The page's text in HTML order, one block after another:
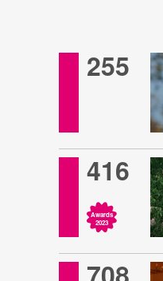
255
416
Awards
2023